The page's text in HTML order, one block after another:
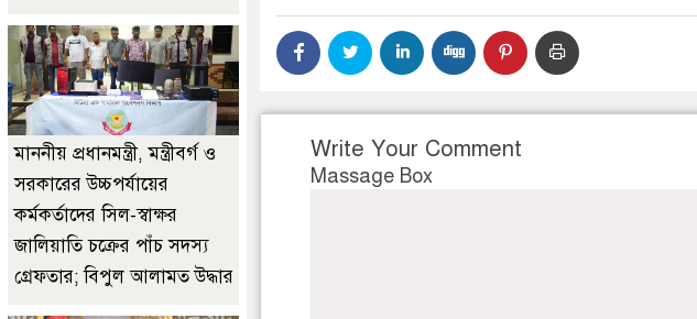
Write Your Comment
Massage Box
মাননীয় প্রধানমন্ত্রী, মন্ত্রীবর্গ ও
সরকারের উচ্চপর্যায়ের
কর্মকর্তাদের সিল-স্বাক্ষর
জালিয়াতি চক্রের পাঁচ সদস্য
গ্রেফতার; বিপুল আলামত উদ্ধার